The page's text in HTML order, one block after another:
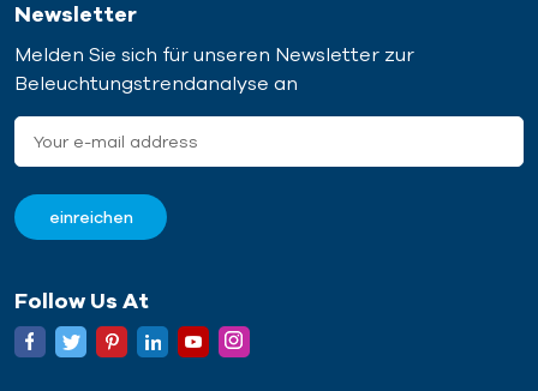
Newsletter
Melden Sie sich für unseren Newsletter zur
Beleuchtungstrendanalyse an
Follow Us At